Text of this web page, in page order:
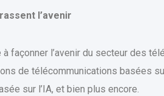
l’avenir
à façonner l’avenir du secteur des
de télécommunications basées
sur l’IA, et bien plus encore.